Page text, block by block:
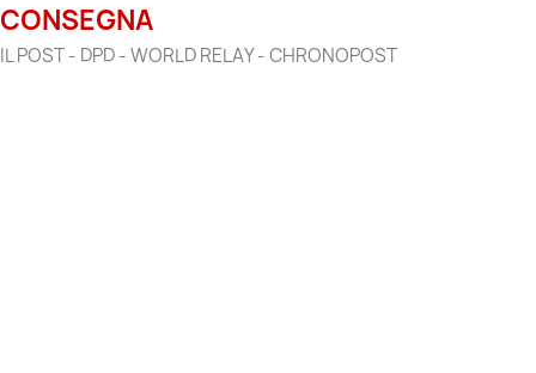
CONSEGNA
IL POST - DPD - WORLD RELAY - CHRONOPOST